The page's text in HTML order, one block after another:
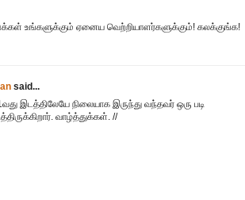
உங்களுக்கும் ஏனைய வெற்றியாளர்களுக்கும்! கலக்குங்க!
said...
இடத்திலேயே நிலையாக இருந்து வந்தவர் ஒரு படி
வாழ்த்துக்கள். //